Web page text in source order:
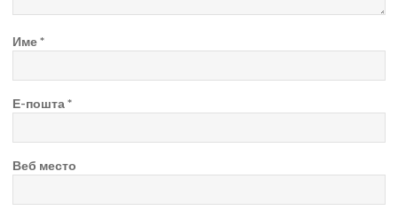
Име*
Е-пошта*
Веб место